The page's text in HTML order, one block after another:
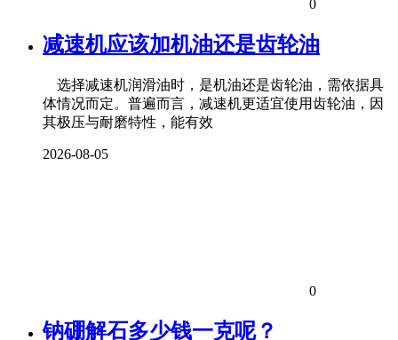
0
减速机应该加机油还是齿轮油
选择减速机润滑油时，是机油还是齿轮油，需依据具
体情况而定。普遍而言，减速机更适宜使用齿轮油，因
其极压与耐磨特性，能有效
2026-08-05
0
钠硼解石多少钱一克呢？